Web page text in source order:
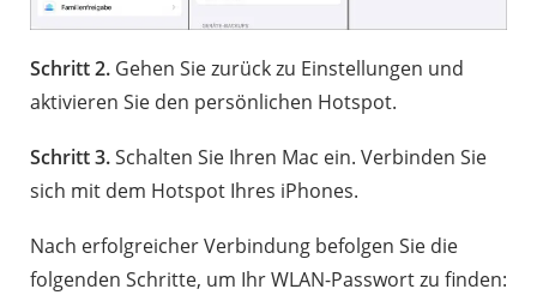
Schritt 2. Gehen Sie zurück zu Einstellungen und
aktivieren Sie den persönlichen Hotspot.
Schritt 3.Schalten Sie Ihren Mac ein. Verbinden Sie
sich mit dem Hotspot Ihres iPhones.
Nach erfolgreicher Verbindung befolgen Sie die
folgenden Schritte, um Ihr WLAN-Passwort zu finden: